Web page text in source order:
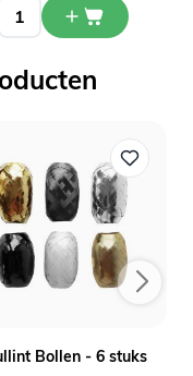
Bollen - 6 stuks